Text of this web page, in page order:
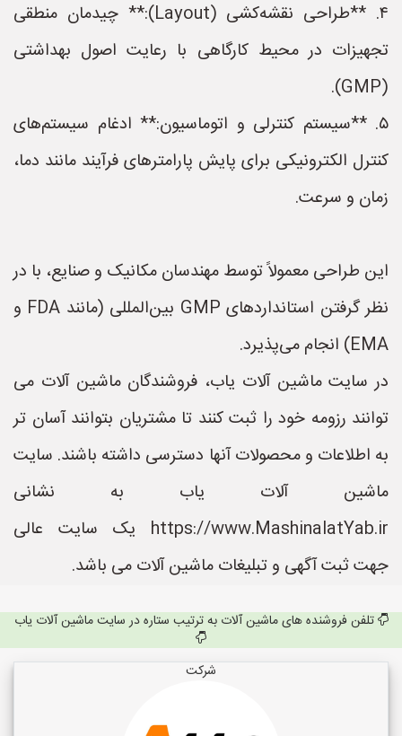
۴. **طراحی نقشه‌کشی (Layout):** چیدمان منطقی
تجهیزات در محیط کارگاهی با رعایت اصول بهداشتی
(GMP).
۵. **سیستم کنترلی و اتوماسیون:** ادغام سیستم‌های
کنترل الکترونیکی برای پایش پارامترهای فرآیند مانند دما،
زمان و سرعت.
این طراحی معمولاً توسط مهندسان مکانیک و صنایع، با در
نظر گرفتن استانداردهای GMP بین‌المللی (مانند FDA و
EMA) انجام می‌پذیرد.
در سایت ماشین آلات یاب، فروشندگان ماشین آلات می
توانند رزومه خود را ثبت کنند تا مشتریان بتوانند آسان تر
به اطلاعات و محصولات آنها دسترسی داشته باشند. سایت
ماشین آلات یاب به نشانی
https://www.MashinalatYab.ir یک سایت عالی
جهت ثبت آگهی و تبلیغات ماشین آلات می باشد.
تلفن فروشنده های ماشین آلات به ترتیب ستاره در سایت ماشین آلات یاب
شرکت